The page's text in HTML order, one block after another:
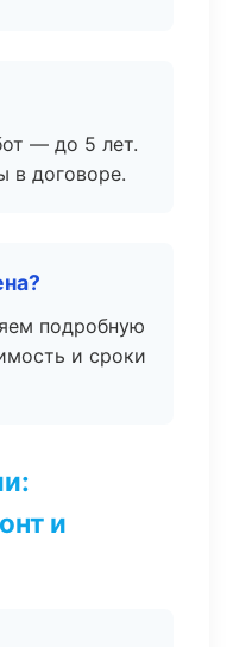
— до 5 лет.
в договоре.
подробную
и сроки
и